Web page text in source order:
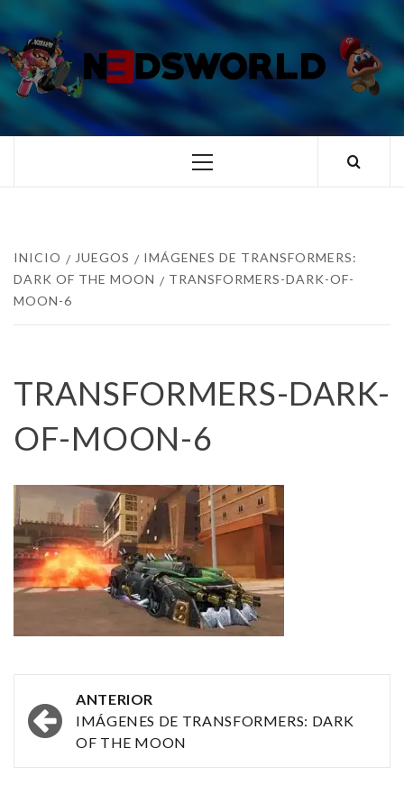
al
contenido
TUS ESPECIALISTAS EN NINTENDO
Menú
INICIO JUEGOS
IMÁGENES DE TRANSFORMERS:
DARK OF THE MOON
TRANSFORMERS-DARK-OF-
MOON-6
TRANSFORMERS-DARK-
OF-MOON-6
Navegación
por
ANTERIOR
IMÁGENES DE TRANSFORMERS: DARK
OF THE MOON